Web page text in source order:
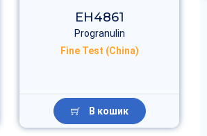
EH4861
Progranulin
Fine Test (China)
В кошик